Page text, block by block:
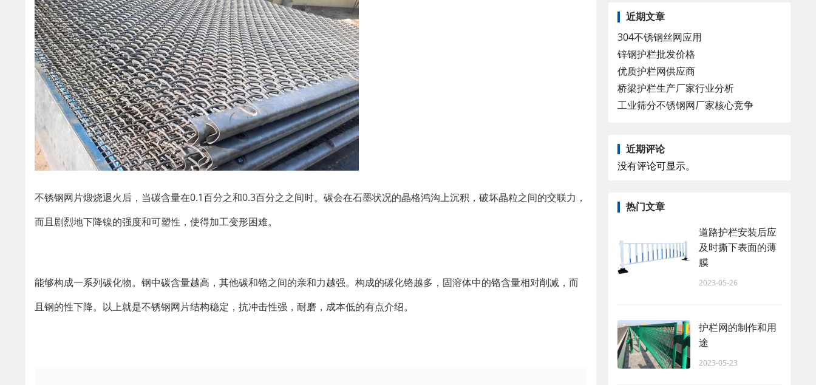
不锈钢网片煅烧退火后，当碳含量在0.1百分之和0.3百分之之间时。碳会在石墨状况的晶格鸿沟上沉积，破坏晶粒之间的交联力，
而且剧烈地下降镍的强度和可塑性，使得加工变形困难。
能够构成一系列碳化物。钢中碳含量越高，其他碳和铬之间的亲和力越强。构成的碳化铬越多，固溶体中的铬含量相对削减，而
且钢的性下降。以上就是不锈钢网片结构稳定，抗冲击性强，耐磨，成本低的有点介绍。
近期文章
304不锈钢丝网应用
锌钢护栏批发价格
优质护栏网供应商
桥梁护栏生产厂家行业分析
工业筛分不锈钢网厂家核心竞争
近期评论
没有评论可显示。
热门文章
道路护栏安装后应
及时撕下表面的薄
膜
2023-05-26
护栏网的制作和用
途
2023-05-23